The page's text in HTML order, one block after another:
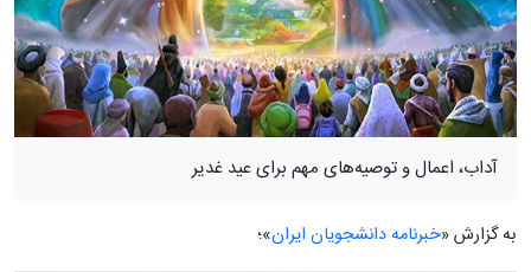
آداب، اعمال و توصیه‌های مهم برای عید غدیر
به گزارش «خبرنامه دانشجویان ایران»؛